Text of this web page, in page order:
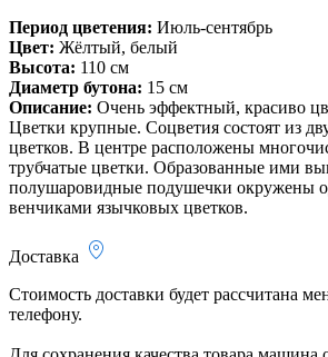
Период цветения: Июль-сентябрь
Цвет: Жёлтый, белый
Высота: 110 см
Диаметр бутона: 15 см
Описание: Очень эффектный, красиво
Цветки крупные. Соцветия состоят из
цветков. В центре расположены
трубчатые цветки. Образованные ими
полушаровидные подушечки окружены
венчиками язычковых цветков.
Доставка
Стоимость доставки будет рассчитана
телефону.